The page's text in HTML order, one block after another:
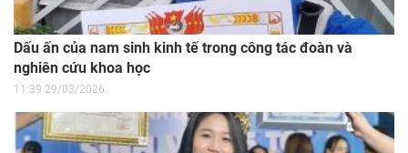
Dấu ấn của nam sinh kinh tế trong công tác đoàn và
nghiên cứu khoa học
11:39 29/03/2026